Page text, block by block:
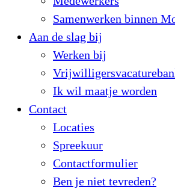
Samenwerken binnen
Aan de slag bij
Werken bij
Ik wil maatje worden
Contact
Locaties
Spreekuur
Contactformulier
Ben je niet tevreden?